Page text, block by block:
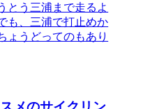
とう三浦まで走るよ
も、三浦で打止めか
ょうどってのもあり